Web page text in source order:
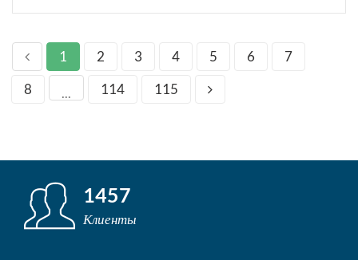
1 2 3 4 5 6
7
8
... 114 115
1457
Клиенты